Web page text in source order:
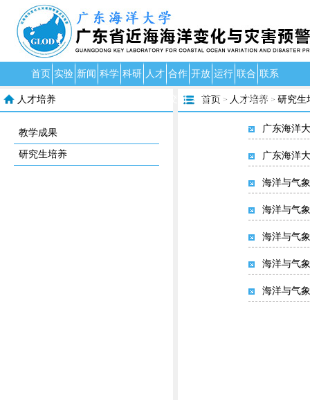
首页 实验
室介
新闻 科学 科研 人才 合作
交流
开放
基金
运行
管理
联合
实验
室
联系
我们
人才培养
教学成果
研究生培养
首页 > 人才培养 > 研究生
广东海洋
广东海洋
海洋与气
海洋与气
海洋与气
海洋与气
海洋与气